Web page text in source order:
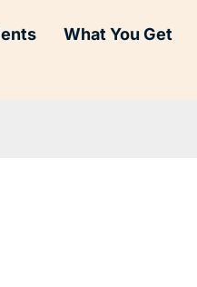
What You Get